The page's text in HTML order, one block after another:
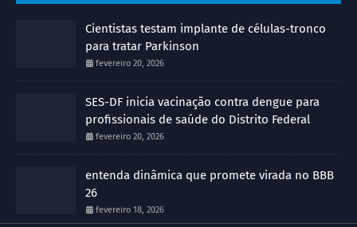
Cientistas testam implante de células-tronco
para tratar Parkinson
fevereiro 20, 2026
SES-DF inicia vacinação contra dengue para
profissionais de saúde do Distrito Federal
fevereiro 20, 2026
entenda dinâmica que promete virada no BBB
26
fevereiro 18, 2026